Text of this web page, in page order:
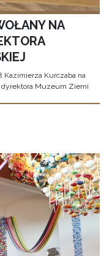
NA
Kazimierza Kurczaba na
dyrektora Muzeum Ziemi